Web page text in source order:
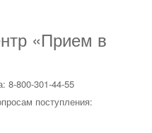
«Прием в
8-800-301-44-55
поступления: